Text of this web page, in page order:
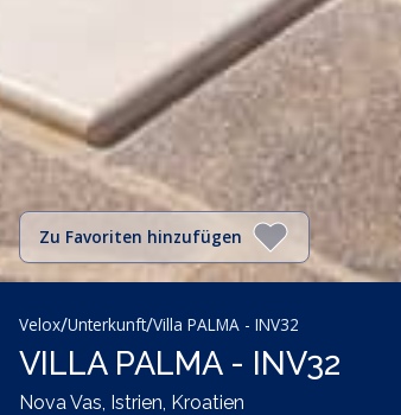
Zu Favoriten hinzufügen
Velox/Unterkunft/Villa PALMA - INV32
VILLA PALMA - INV32
Nova Vas, Istrien, Kroatien